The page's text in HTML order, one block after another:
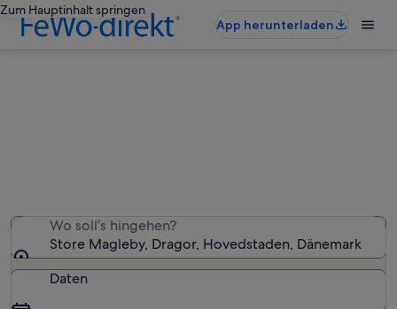
Zum Hauptinhalt springen
App herunterladen
Wo soll’s hingehen?
Store Magleby, Dragor, Hovedstaden, Dänemark
Daten